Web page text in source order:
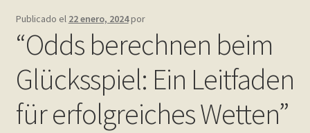
Blog
Carrito
Cart
Checkout
Publicado el 22 enero, 2024por
“Odds berechnen beim
Glücksspiel: Ein Leitfaden
für erfolgreiches Wetten”